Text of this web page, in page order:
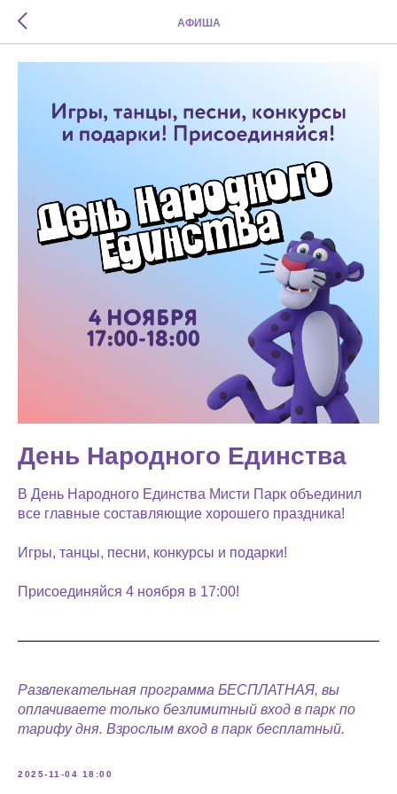
АФИША
День Народного Единства
В День Народного Единства Мисти Парк объединил
все главные составляющие хорошего праздника!
Игры, танцы, песни, конкурсы и подарки!
Присоединяйся 4 ноября в 17:00!
Развлекательная программа БЕСПЛАТНАЯ, вы
оплачиваете только безлимитный вход в парк по
тарифу дня. Взрослым вход в парк бесплатный.
2025-11-04 18:00